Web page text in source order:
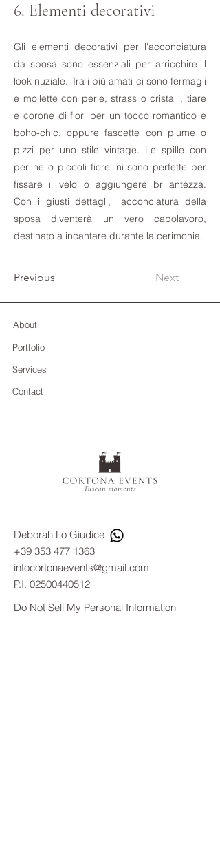
6. Elementi decorativi
Gli elementi decorativi per l'acconciatura
da sposa sono essenziali per arricchire il
look nuziale. Tra i più amati ci sono fermagli
e mollette con perle, strass o cristalli, tiare
e corone di fiori per un tocco romantico e
boho-chic, oppure fascette con piume o
pizzi per uno stile vintage. Le spille con
perline o piccoli fiorellini sono perfette per
fissare il velo o aggiungere brillantezza.
Con i giusti dettagli, l'acconciatura della
sposa diventerà un vero capolavoro,
destinato a incantare durante la cerimonia.
Previous Next
About
Portfolio
Services
Contact
Deborah Lo Giudice​
+39 353 477 1363
infocortonaevents@gmail.com
P.I. 02500440512
Do Not Sell My Personal Information